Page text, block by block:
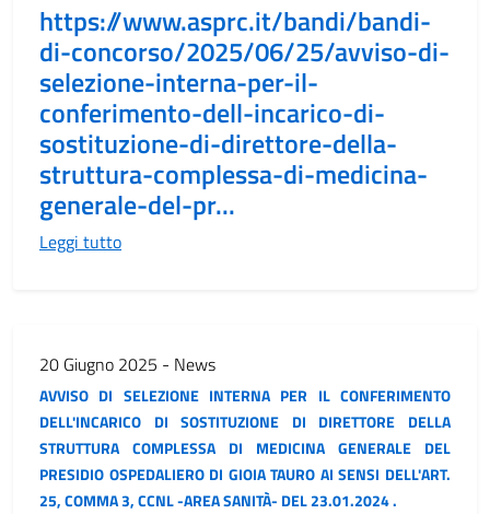
https://www.asprc.it/bandi/bandi-
di-concorso/2025/06/25/avviso-di-
selezione-interna-per-il-
conferimento-dell-incarico-di-
sostituzione-di-direttore-della-
struttura-complessa-di-medicina-
generale-del-pr...
Leggi tutto
20 Giugno 2025 - News
AVVISO DI SELEZIONE INTERNA PER IL CONFERIMENTO
DELL'INCARICO DI SOSTITUZIONE DI DIRETTORE DELLA
STRUTTURA COMPLESSA DI MEDICINA GENERALE DEL
PRESIDIO OSPEDALIERO DI GIOIA TAURO AI SENSI DELL'ART.
25, COMMA 3, CCNL -AREA SANITÀ- DEL 23.01.2024 .